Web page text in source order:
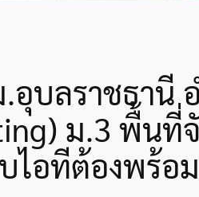
บลราชธานี
ม.3 พื้นที่
ไอทีต้องพร้อ